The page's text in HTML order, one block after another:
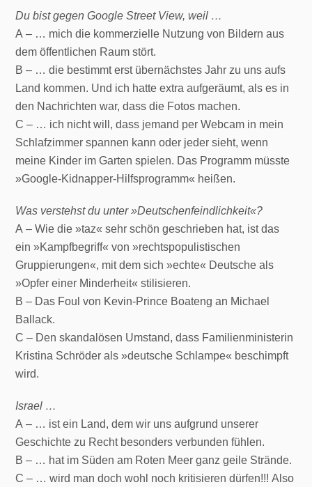
Du bist gegen Google Street View, weil …
A – … mich die kommerzielle Nutzung von Bildern aus
dem öffentlichen Raum stört.
B – … die bestimmt erst übernächstes Jahr zu uns aufs
Land kommen. Und ich hatte extra aufgeräumt, als es in
den Nachrichten war, dass die Fotos machen.
C – … ich nicht will, dass jemand per Webcam in mein
Schlafzimmer spannen kann oder jeder sieht, wenn
meine Kinder im Garten spielen. Das Programm müsste
»Google-Kidnapper-Hilfsprogramm« heißen.
Was verstehst du unter »Deutschenfeindlichkeit«?
A – Wie die »taz« sehr schön geschrieben hat, ist das
ein »Kampfbegriff« von »rechtspopulistischen
Gruppierungen«, mit dem sich »echte« Deutsche als
»Opfer einer Minderheit« stilisieren.
B – Das Foul von Kevin-Prince Boateng an Michael
Ballack.
C – Den skandalösen Umstand, dass Familienministerin
Kristina Schröder als »deutsche Schlampe« beschimpft
wird.
Israel …
A – … ist ein Land, dem wir uns aufgrund unserer
Geschichte zu Recht besonders verbunden fühlen.
B – … hat im Süden am Roten Meer ganz geile Strände.
C – … wird man doch wohl noch kritisieren dürfen!!! Also